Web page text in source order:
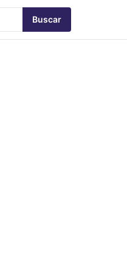
Buscar